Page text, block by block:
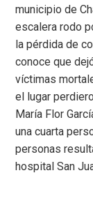
municipio de
escalera rodo
la pérdida de
conoce que
víctimas
el lugar
María Flor
una cuarta
personas
hospital San